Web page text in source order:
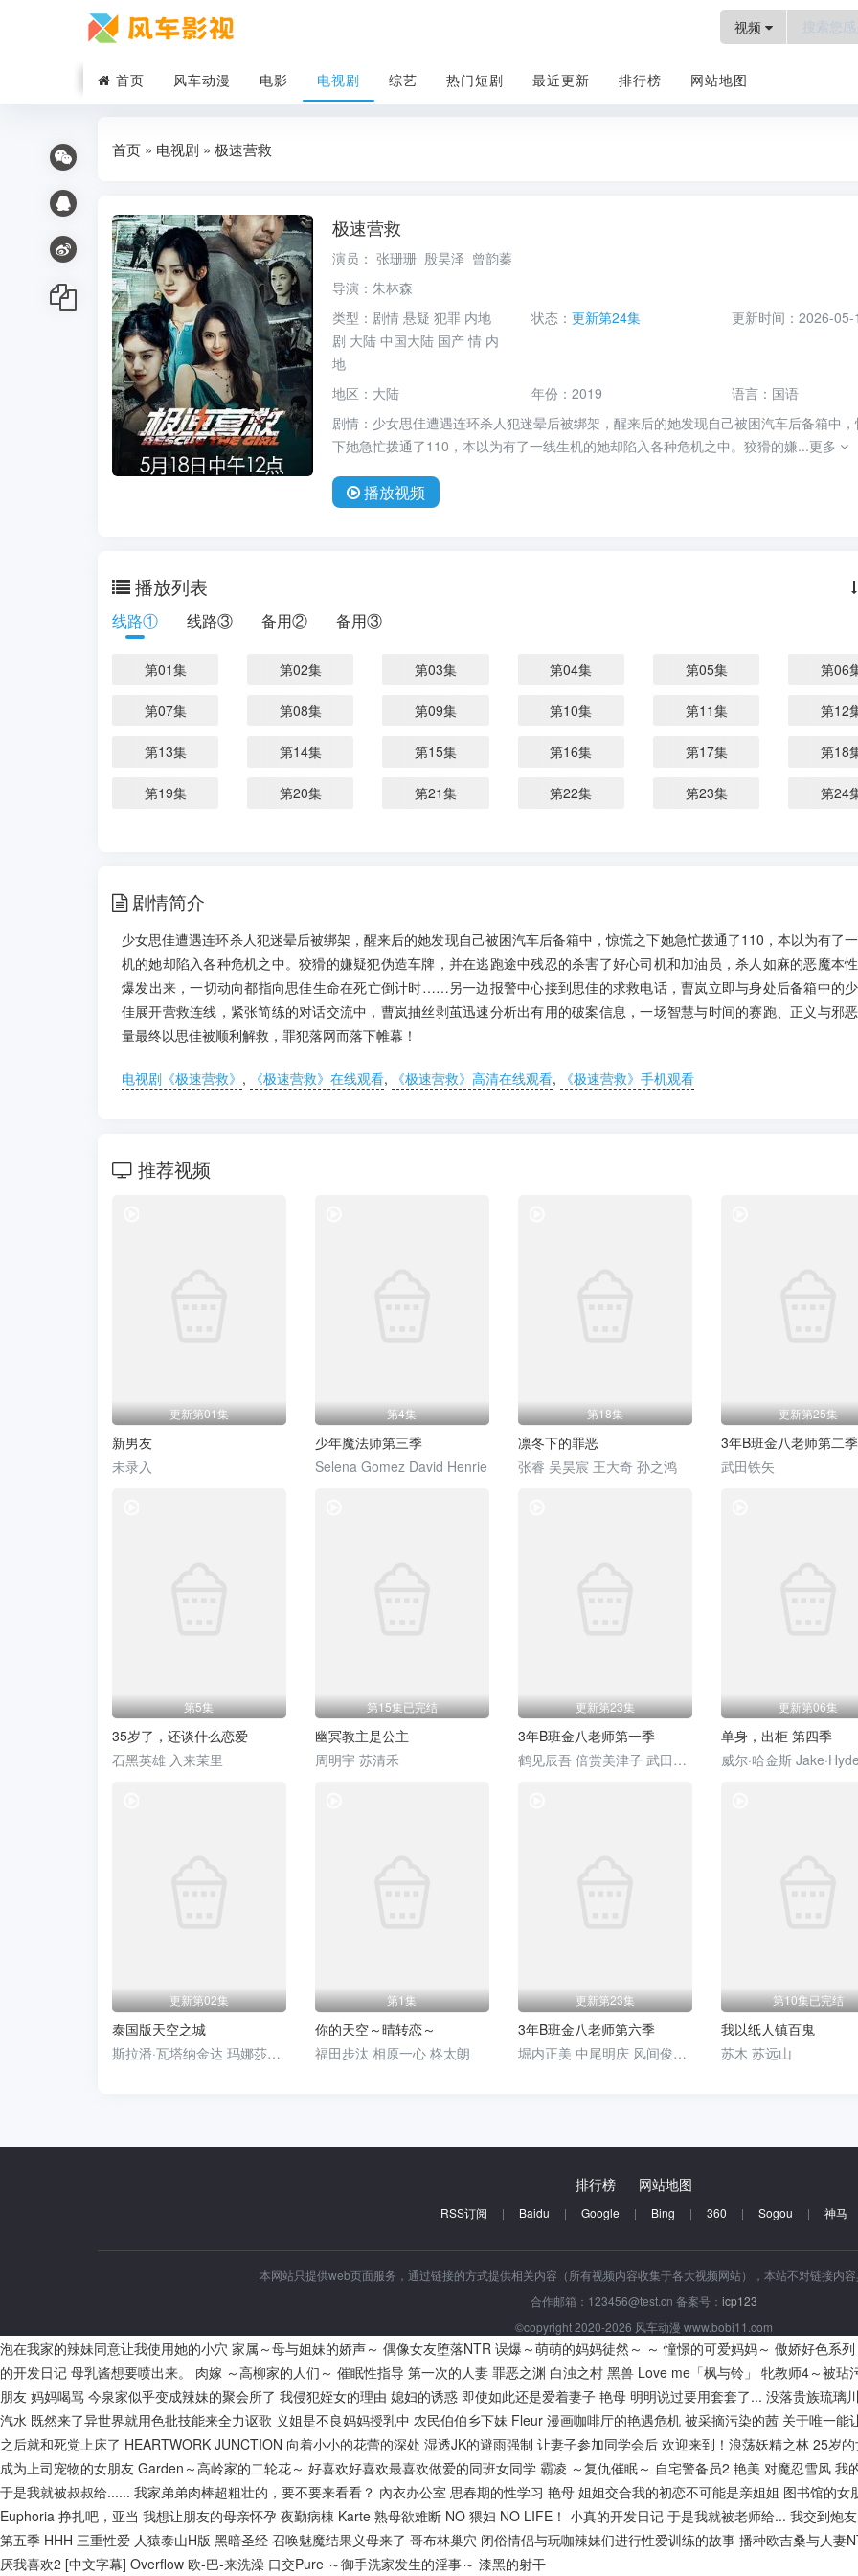
视频
首页 风车动漫 电影 电视剧 综艺 热门短剧 最近更新 排行榜 网站地图
首页 » 电视剧 » 极速营救
极速营救
演员： 张珊珊 殷昊泽 曾韵蓁
导演： 朱林森
类型： 剧情 悬疑 犯罪 内地
剧 大陆 中国大陆 国产 情 内
地
状态：更新第24集 更新时间： 2026-05-
地区： 大陆 年份：2019 语言： 国语
剧情： 少女思佳遭遇连环杀人犯迷晕后被绑架，醒来后的她发现自己被困汽车后备箱中
下她急忙拨通了110，本以为有了一线生机的她却陷入各种危机之中。狡猾的嫌...更多
播放视频
播放列表
线路① 线路③ 备用② 备用③
第01集 第02集 第03集 第04集 第05集 第06
第07集 第08集 第09集 第10集 第11集 第12
第13集 第14集 第15集 第16集 第17集 第18
第19集 第20集 第21集 第22集 第23集 第24
剧情简介
少女思佳遭遇连环杀人犯迷晕后被绑架，醒来后的她发现自己被困汽车后备箱中，惊慌之下她急忙拨通了110，本以为有了
机的她却陷入各种危机之中。狡猾的嫌疑犯伪造车牌，并在逃跑途中残忍的杀害了好心司机和加油员，杀人如麻的恶魔本
爆发出来，一切动向都指向思佳生命在死亡倒计时……另一边报警中心接到思佳的求救电话，曹岚立即与身处后备箱中的
佳展开营救连线，紧张简练的对话交流中，曹岚抽丝剥茧迅速分析出有用的破案信息，一场智慧与时间的赛跑、正义与邪
量最终以思佳被顺利解救，罪犯落网而落下帷幕！
电视剧《极速营救》 , 《极速营救》在线观看, 《极速营救》高清在线观看, 《极速营救》手机观看
推荐视频
更新第01集
新男友
未录入
第4集
少年魔法师第三季
Selena Gomez David Henrie
第18集
凛冬下的罪恶
张睿 吴昊宸 王大奇 孙之鸿
更新第25集
3年B班金八老师第二季
武田铁矢
第5集
35岁了，还谈什么恋爱
石黑英雄 入来茉里
第15集已完结
幽冥教主是公主
周明宇 苏清禾
更新第23集
3年B班金八老师第一季
鹤见辰吾 倍赏美津子 武田铁矢 三原顺子 藤田瞳子
更新第06集
单身，出柜 第四季
更新第02集
泰国版天空之城
斯拉潘·瓦塔纳金达 玛娜莎楠·潘叻翁固 布莎甘·丹迪帕纳 拼塔安·阿孔萨妮 凯塞利亚·麦克托什 Sujira·Arunpipat
第1集
你的天空～晴转恋～
福田步汰 相原一心 柊太朗
更新第23集
3年B班金八老师第六季
堀内正美 中尾明庆 风间俊介 星野真里 倍赏美津子 武田铁矢 上户彩 本仮屋唯佳 佐藤贵广 增田贵久 麻里也 深江卓次 三谷侑未
第10集已完结
我以纸人镇百鬼
苏木 苏远山
排行榜 网站地图
RSS订阅 | Baidu | Google | Bing | 360 | Sogou | 神马
本网站只提供web页面服务，通过链接的方式提供相关内容（所有视频内容收集于各大视频网站），本站不对链接内
合作邮箱：123456@test.cn 备案号： icp123
©copyright 2020-2026 风车动漫 www.bobi11.com
泡在我家的辣妹同意让我使用她的小穴 家属～母与姐妹的娇声～ 偶像女友堕落NTR 误爆～萌萌的妈妈徒然～ ～ 憧憬的可爱妈妈～ 傲娇好色系列
的开发日记 母乳酱想要喷出来。 肉嫁 ～高柳家的人们～ 催眠性指导 第一次的人妻 罪恶之渊 白浊之村 黑兽 Love me「枫与铃」 牝教师4～被玷
朋友 妈妈喝骂 今泉家似乎变成辣妹的聚会所了 我侵犯姪女的理由 媳妇的诱惑 即使如此还是爱着妻子 艳母 明明说过要用套套了... 没落贵族琉璃
汽水 既然来了异世界就用色批技能来全力讴歌 义姐是不良妈妈授乳中 农民伯伯乡下妹 Fleur 漫画咖啡厅的艳遇危机 被采摘污染的茜 关于唯一能
之后就和死党上床了 HEARTWORK JUNCTION 向着小小的花蕾的深处 湿透JK的避雨强制 让妻子参加同学会后 欢迎来到！浪荡妖精之林 25岁
成为上司宠物的女朋友 Garden～高岭家的二轮花～ 好喜欢好喜欢最喜欢做爱的同班女同学 霸凌 ～复仇催眠～ 自宅警备员2 艳美 对魔忍雪风 我
于是我就被叔叔给...... 我家弟弟肉棒超粗壮的，要不要来看看？ 內衣办公室 思春期的性学习 艳母 姐姐交合我的初恋不可能是亲姐姐 图书馆的女
Euphoria 挣扎吧，亚当 我想让朋友的母亲怀孕 夜勤病棟 Karte 熟母欲难断 NO 猥妇 NO LIFE！ 小真的开发日记 于是我就被老师给... 我交到炮
第五季 HHH 三重性爱 人猿泰山H版 黑暗圣经 召唤魅魔结果义母来了 哥布林巢穴 闭俗情侣与玩咖辣妹们进行性爱训练的故事 播种欧吉桑与人妻
厌我喜欢2 [中文字幕] Overflow 欧-巴-来洗澡 口交Pure ～御手洗家发生的淫事～ 漆黑的射干